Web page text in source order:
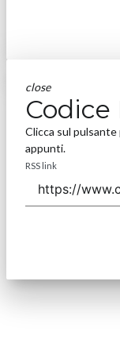
close
Codice
Clicca sul pulsante
appunti.
RSS link